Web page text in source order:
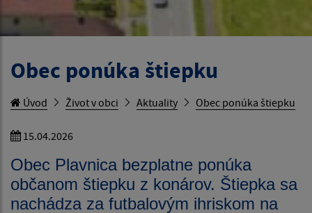
Obec ponúka štiepku
Úvod Život v obci Aktuality Obec ponúka štiepku
15.04.2026
Obec Plavnica bezplatne ponúka
občanom štiepku z konárov. Štiepka sa
nachádza za futbalovým ihriskom na